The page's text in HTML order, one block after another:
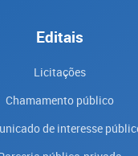
Editais
Licitações
Chamamento público
de interesse